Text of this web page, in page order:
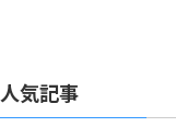
人気記事